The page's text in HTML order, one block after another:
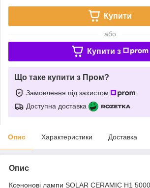
Купити
або
Купити з
Що таке купити з Пром?
Замовлення під захистом
Доступна доставка
Опис Характеристики Доставка
Опис
Ксенонові лампи SOLAR CERAMIC H1